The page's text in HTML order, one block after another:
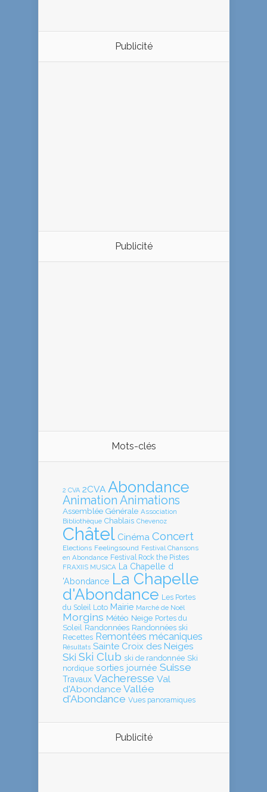
Publicité
Publicité
Mots-clés
2 CVA 2CVA Abondance
Animation Animations
Assemblée Générale Association
Bibliothèque Chablais Chevenoz
Châtel Cinéma Concert
Elections Feelingsound Festival Chansons
en Abondance Festival Rock the Pistes
FRAXIIS MUSICA
La Chapelle d
'Abondance La Chapelle
d'Abondance Les Portes
du Soleil Loto Mairie Marché de Noël
Morgins Météo Neige Portes du
Soleil Randonnées Randonnées ski
Recettes Remontées mécaniques
Résultats Sainte Croix des Neiges
Ski Ski Club ski de randonnée Ski
nordique sorties journée Suisse
Travaux Vacheresse Val
d'Abondance Vallée
d'Abondance Vues panoramiques
Publicité